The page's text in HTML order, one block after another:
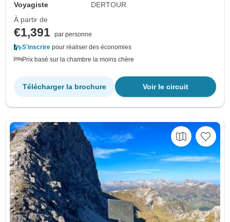
Voyagiste
DERTOUR
À partir de
€1,391 par personne
S'inscrire pour réaliser des économies
Prix basé sur la chambre la moins chère
Voir le circuit
Télécharger la brochure